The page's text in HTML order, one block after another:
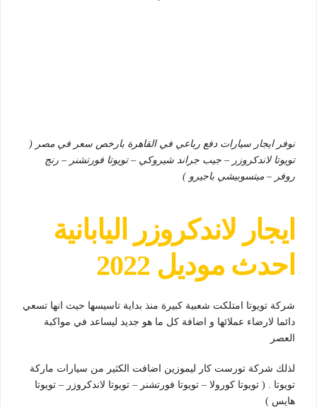
نوفر ايجار سيارات دفع رباعي في القاهرة بارخص سعر في مصر (
تويوتا لاندكروزر – جيب جراند شيروكي – تويوتا فورتشنر – رنج
روفر – ميتسوبيشي باجيرو )
ايجار لاندكروزر اليابانية
احدث موديل 2022
شركة تويوتا امتلكت شعبية كبيرة منذ بداية تاسيسها حيث انها تسعي
دائما لارضاء عملائها و اضافة كل ما هو جديد ليساعد في مواكبة
العصر
لذلك شركة تورست كار ليموزين اضافت الكثير من سيارات ماركة
تويوتا . ( تويوتا كورولا – تويوتا فورتشنر – تويوتا لاندكروزر – تويوتا
هايس )